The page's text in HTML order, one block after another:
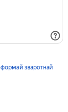
формай зваротнай